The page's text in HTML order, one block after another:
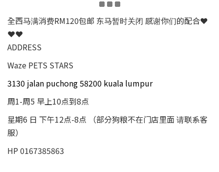
全西马满消费RM120包邮 东马暂时关闭 感谢你们的配合❤
❤❤
ADDRESS
Waze PETS STARS
3130 jalan puchong 58200 kuala lumpur
周1-周5 早上10点到8点
星期6 日 下午12点-8点 （部分狗粮不在门店里面 请联系客
服）
HP 0167385863